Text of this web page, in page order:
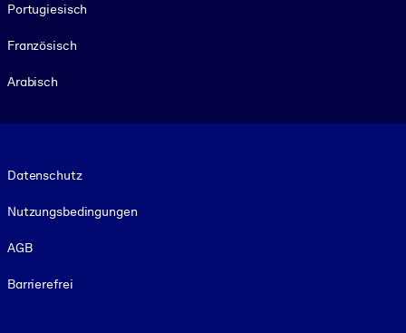
Portugiesisch
Französisch
Arabisch
Datenschutz
Nutzungsbedingungen
AGB
Barrierefrei